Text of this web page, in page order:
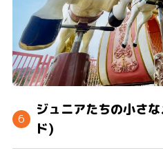
ジュニアたちの小さ
ド)